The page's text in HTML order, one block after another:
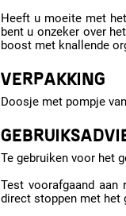
Heeft u moeite met
bent u onzeker over
boost met knallende
VERPAKKING
Doosje met pompje
Te gebruiken voor het
Test voorafgaand
direct stoppen met het